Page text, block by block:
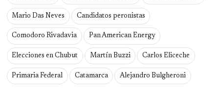
Mario Das Neves Candidatos peronistas
Comodoro Rivadavia Pan American Energy
Elecciones en Chubut Martín Buzzi Carlos Eliceche
Primaria Federal Catamarca Alejandro Bulgheroni